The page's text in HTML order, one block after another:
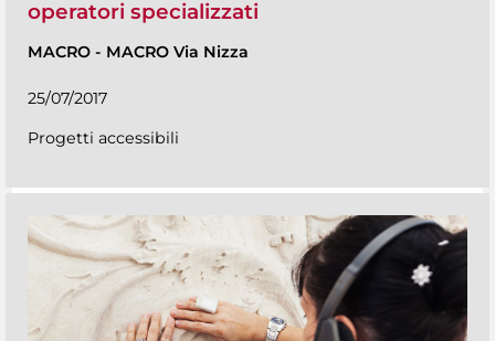
operatori specializzati
MACRO - MACRO Via Nizza
25/07/2017
Progetti accessibili